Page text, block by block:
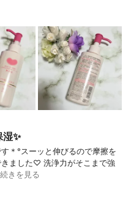
✨
＊°スーッと伸びるので摩擦を
ました♡ 洗浄力がそこまで強
続きを見る